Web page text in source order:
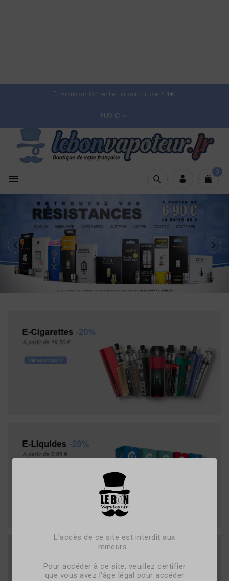
L'accès de ce site est interdit aux
mineurs.
Pour accéder à ce site, veuillez certifier
que vous avez l'âge légal pour accéder
"Livraison Offerte" à partir de 44€
EUR € 

0